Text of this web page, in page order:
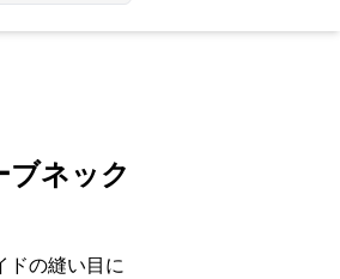
ネック
ドの縫い目に